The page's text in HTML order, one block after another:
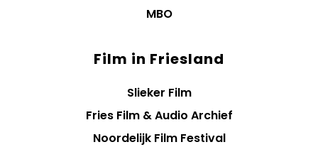
MBO
Film in Friesland
Slieker Film
Fries Film & Audio Archief
Noordelijk Film Festival